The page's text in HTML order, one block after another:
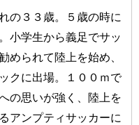
の３３歳。５歳の時に
小学生から義足でサッ
められて陸上を始め、
クに出場。１００ｍで
の思いが強く、陸上を
アンプティサッカーに